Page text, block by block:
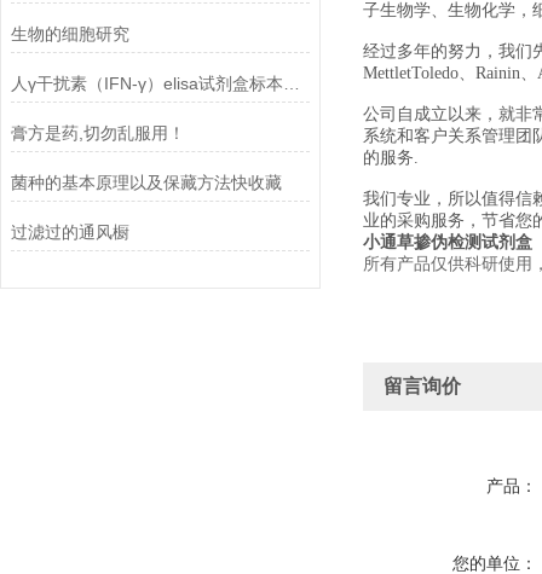
生物的细胞研究
膏方是药,切勿乱服用！
菌种的基本原理以及保藏方法快收藏
过滤过的通风橱
子生物学、生物化学，
经过多年的努力，我们
MettletToledo、Rainin
公司自成立以来，就非
系统和客户关系管理团
的服务.
我们专业，所以值得信
业的采购服务，节省您
小通草掺伪检测试剂盒
所有产品仅供科研使用
留言询价
产品：
您的单位：